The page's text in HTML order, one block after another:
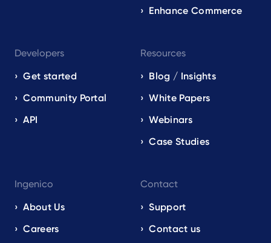
Enhance Commerce
Developers
Get started
Community Portal
API
Resources
Blog / Insights
White Papers
Webinars
Case Studies
Ingenico
About Us
Careers
Contact
Support
Contact us